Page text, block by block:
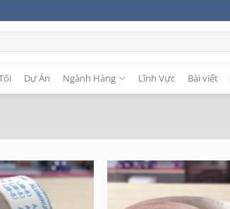
Dự Án Ngành Hàng Lĩnh Vực Bài viết